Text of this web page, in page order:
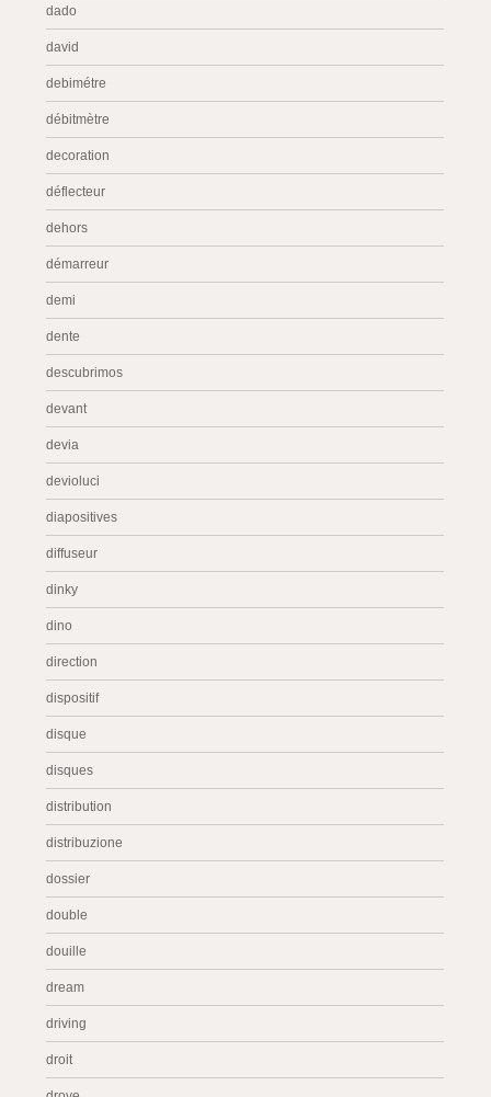
dado
david
debimétre
débitmètre
decoration
déflecteur
dehors
démarreur
demi
dente
descubrimos
devant
devia
devioluci
diapositives
diffuseur
dinky
dino
direction
dispositif
disque
disques
distribution
distribuzione
dossier
double
douille
dream
driving
droit